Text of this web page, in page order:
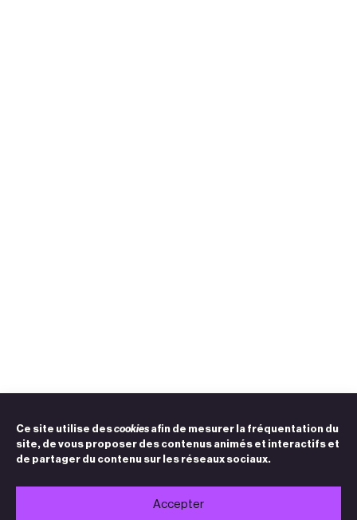
Ce site utilise descookies afin de mesurer la fréquentation du
site, de vous proposer des contenus animés et interactifs et
de partager du contenu sur les réseaux sociaux.
Accepter